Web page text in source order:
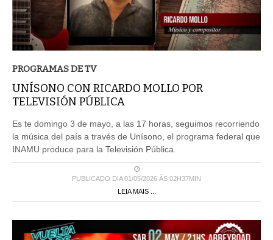
PROGRAMAS DE TV
UNÍSONO CON RICARDO MOLLO POR
TELEVISIÓN PÚBLICA
Es te domingo 3 de mayo, a las 17 horas, seguimos recorriendo
la música del país a través de Unísono, el programa federal que
INAMU produce para la Televisión Pública.
PUBLICADO DIA 01/05/2026 ÀS 02H37MIN
LEIA MAIS ...